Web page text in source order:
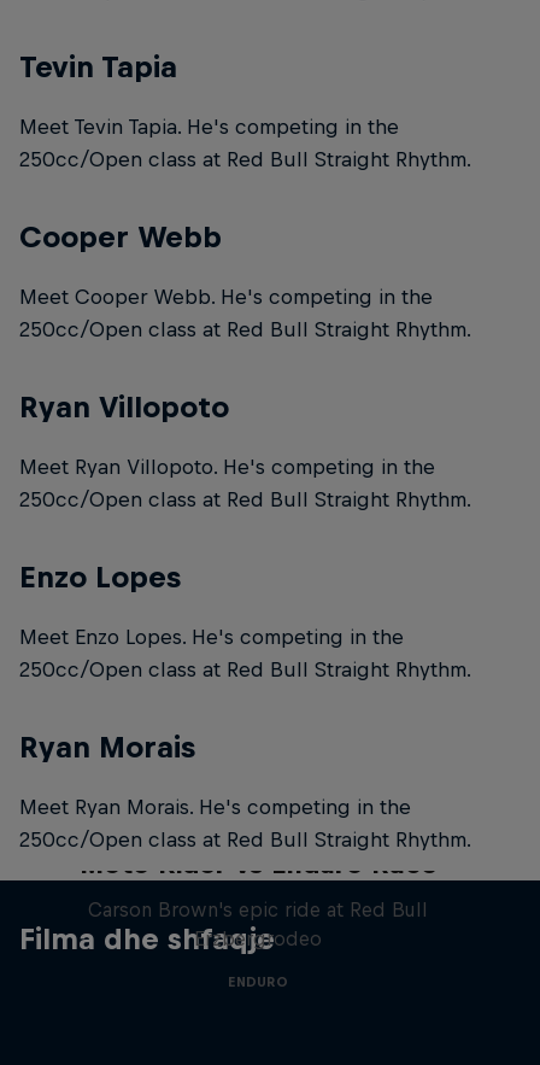
Tevin Tapia
Meet Tevin Tapia. He's competing in the
250cc/Open class at Red Bull Straight Rhythm.
Cooper Webb
Meet Cooper Webb. He's competing in the
250cc/Open class at Red Bull Straight Rhythm.
Ryan Villopoto
Meet Ryan Villopoto. He's competing in the
250cc/Open class at Red Bull Straight Rhythm.
Enzo Lopes
Meet Enzo Lopes. He's competing in the
250cc/Open class at Red Bull Straight Rhythm.
Ryan Morais
Meet Ryan Morais. He's competing in the
250cc/Open class at Red Bull Straight Rhythm.
Filma dhe shfaqje
Moto Rider vs Enduro Race
Carson Brown's epic ride at Red Bull
Erzbergrodeo
ENDURO